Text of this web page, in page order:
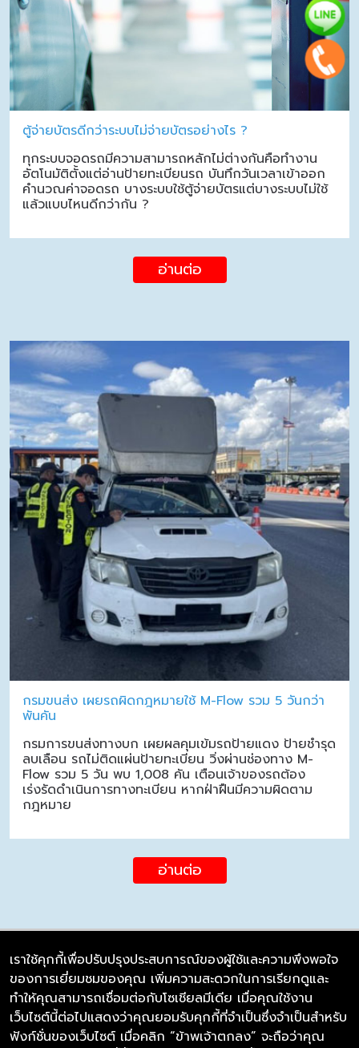
ตู้จ่ายบัตรดีกว่าระบบไม่จ่ายบัตรอย่างไร ?
ทุกระบบจอดรถมีความสามารถหลักไม่ต่างกันคือทำงาน
อัตโนมัติตั้งแต่อ่านป้ายทะเบียนรถ บันทึกวันเวลาเข้าออก
คำนวณค่าจอดรถ บางระบบใช้ตู้จ่ายบัตรแต่บางระบบไม่ใช้
แล้วแบบไหนดีกว่ากัน ?
อ่านต่อ
กรมขนส่ง เผยรถผิดกฎหมายใช้ M-Flow รวม 5 วันกว่า
พันคัน
กรมการขนส่งทางบก เผยผลคุมเข้มรถป้ายแดง ป้ายชำรุด
ลบเลือน รถไม่ติดแผ่นป้ายทะเบียน วิ่งผ่านช่องทาง M-
Flow รวม 5 วัน พบ 1,008 คัน เตือนเจ้าของรถต้อง
เร่งรัดดำเนินการทางทะเบียน หากฝ่าฝืนมีความผิดตาม
กฎหมาย
อ่านต่อ
บริษัท ซิมลิงค์ จำกัด
98/226 Bangrakyai-Baanmai Road,
Bangyai, Nonthaburi 11140
เราใช้คุกกี้เพื่อปรับปรุงประสบการณ์ของผู้ใช้และความพึงพอใจ
ของการเยี่ยมชมของคุณ เพิ่มความสะดวกในการเรียกดูและ
ทำให้คุณสามารถเชื่อมต่อกับโซเชียลมีเดีย เมื่อคุณใช้งาน
เว็บไซต์นี้ต่อไปแสดงว่าคุณยอมรับคุกกี้ที่จำเป็นซึ่งจำเป็นสำหรับ
ฟังก์ชั่นของเว็บไซต์ เมื่อคลิก “ข้าพเจ้าตกลง” จะถือว่าคุณ